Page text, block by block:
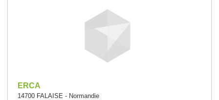
ERCA
14700 FALAISE - Normandie